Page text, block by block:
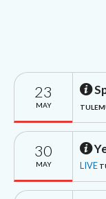
23
MAY
30
MAY LIVE